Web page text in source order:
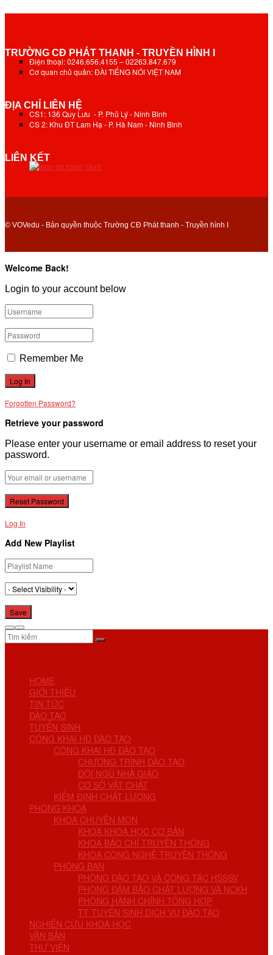
TRƯỜNG CĐ PHÁT THANH - TRUYỀN HÌNH I
Điện thoại: 0246.656.4155 – 02263.847.679
Cơ quan chủ quản: ĐÀI TIẾNG NÓI VIỆT NAM
ĐỊA CHỈ LIÊN HỆ
CS1: 136 Quy Lưu - P. Phủ Lý - Ninh Bình
CS 2: Khu ĐT Lam Hạ - P. Hà Nam - Ninh Bình
LIÊN KẾT
© VOVedu - Bản quyền thuộc Trường CĐ Phát thanh - Truyền hình I
Welcome Back!
Login to your account below
Remember Me
Forgotten Password?
Retrieve your password
Please enter your username or email address to reset your
password.
Log In
Add New Playlist
HOME
GIỚI THIỆU
TIN TỨC
ĐÀO TẠO
TUYỂN SINH
CÔNG KHAI HĐ ĐÀO TẠO
CÔNG KHAI HĐ ĐÀO TẠO
CHƯƠNG TRÌNH ĐÀO TẠO
ĐỘI NGŨ NHÀ GIÁO
CƠ SỞ VẬT CHẤT
KIỂM ĐỊNH CHẤT LƯỢNG
PHÒNG KHOA
KHOA CHUYÊN MÔN
KHOA KHOA HỌC CƠ BẢN
KHOA BÁO CHÍ TRUYỀN THÔNG
KHOA CÔNG NGHỆ TRUYỀN THÔNG
PHÒNG BAN
PHÒNG ĐÀO TẠO VÀ CÔNG TÁC HSSSV
PHÒNG ĐẢM BẢO CHẤT LƯỢNG VÀ NCKH
PHÒNG HÀNH CHÍNH TỔNG HỢP
TT TUYỂN SINH DỊCH VỤ ĐÀO TẠO
NGHIÊN CỨU KHOA HỌC
VĂN BẢN
THƯ VIỆN